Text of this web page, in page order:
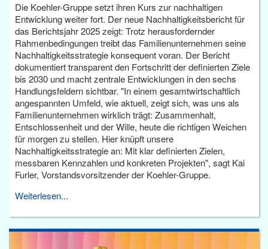
Die Koehler-Gruppe setzt ihren Kurs zur nachhaltigen
Entwicklung weiter fort. Der neue Nachhaltigkeitsbericht für
das Berichtsjahr 2025 zeigt: Trotz herausfordernder
Rahmenbedingungen treibt das Familienunternehmen seine
Nachhaltigkeitsstrategie konsequent voran. Der Bericht
dokumentiert transparent den Fortschritt der definierten Ziele
bis 2030 und macht zentrale Entwicklungen in den sechs
Handlungsfeldern sichtbar. "In einem gesamtwirtschaftlich
angespannten Umfeld, wie aktuell, zeigt sich, was uns als
Familienunternehmen wirklich trägt: Zusammenhalt,
Entschlossenheit und der Wille, heute die richtigen Weichen
für morgen zu stellen. Hier knüpft unsere
Nachhaltigkeitsstrategie an: Mit klar definierten Zielen,
messbaren Kennzahlen und konkreten Projekten", sagt Kai
Furler, Vorstandsvorsitzender der Koehler-Gruppe.
Weiterlesen...